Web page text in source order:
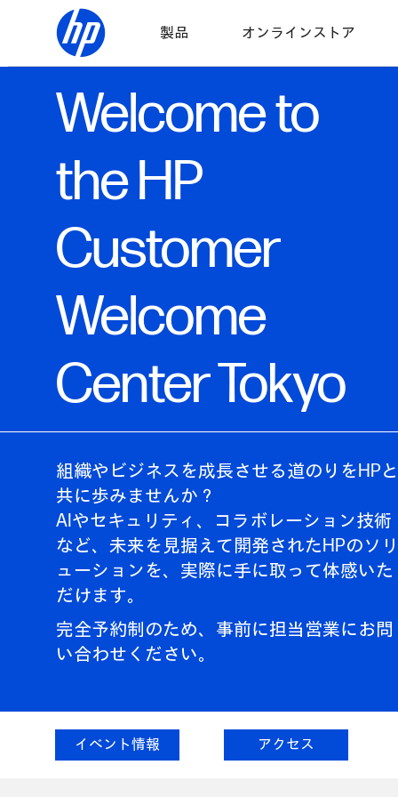
製品 オンラインストア
Welcome to
the HP
Customer
Welcome
Center Tokyo
組織やビジネスを成長させる道のりをHPと
共に歩みませんか？
AIやセキュリティ、コラボレーション技術
など、未来を見据えて開発されたHPのソリ
ューションを、実際に手に取って体感いた
だけます。
完全予約制のため、事前に担当営業にお問
い合わせください。
イベント情報 アクセス